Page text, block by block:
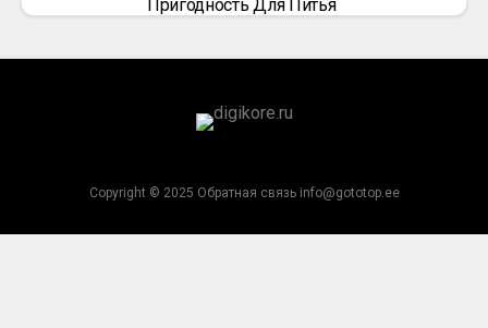
Пригодность Для Питья
Copyright © 2025 Обратная связь info@gototop.ee